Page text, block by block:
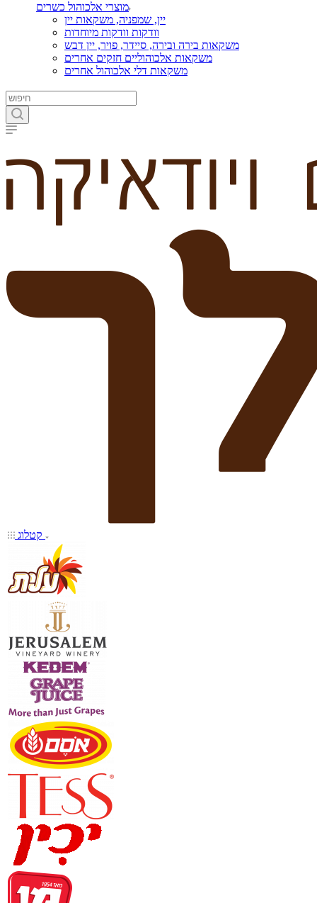
מוצרי אלכוהול כשרים
יין, שמפניה, משקאות יין
וודקות וודקות מיוחדות
משקאות בירה ובירה, סיידר, פויר, יין דבש
משקאות אלכוהוליים חזקים אחרים
משקאות דלי אלכוהול אחרים